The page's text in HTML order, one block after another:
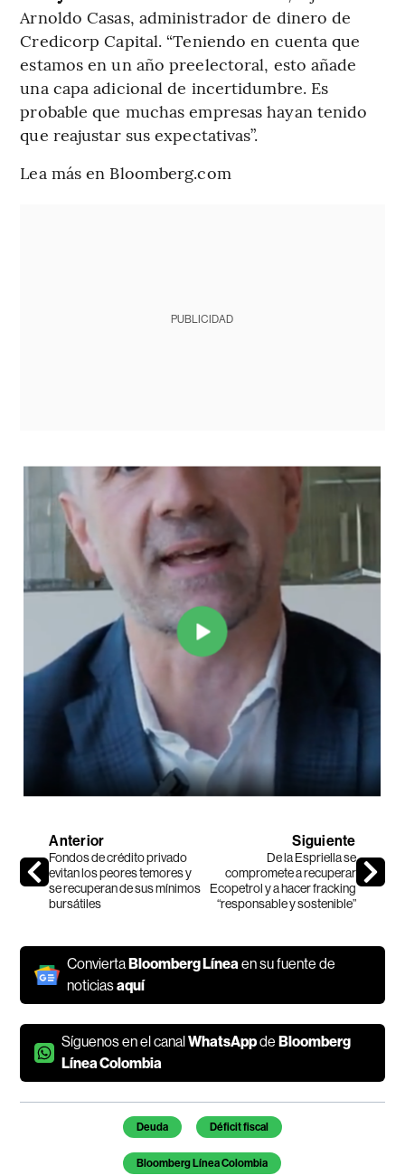
Arnoldo Casas, administrador de dinero de
Credicorp Capital. “Teniendo en cuenta que
estamos en un año preelectoral, esto añade
una capa adicional de incertidumbre. Es
probable que muchas empresas hayan tenido
que reajustar sus expectativas”.
Lea más en Bloomberg.com
PUBLICIDAD
Anterior
Fondos de crédito privado
evitan los peores temores y
se recuperan de sus mínimos
bursátiles
Siguiente
De la Espriella se
compromete a recuperar
Ecopetrol y a hacer fracking
“responsable y sostenible”
ConviertaBloomberg Líneaen su fuente de
noticiasaquí
Síguenos en el canalWhatsAppdeBloomberg
Línea Colombia
Temas de este artículo
Deuda Déficit fiscal
Bloomberg Línea Colombia